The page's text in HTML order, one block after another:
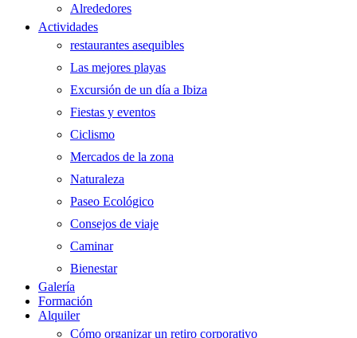
Alrededores
Actividades
restaurantes asequibles
Las mejores playas
Excursión de un día a Ibiza
Fiestas y eventos
Ciclismo
Mercados de la zona
Naturaleza
Paseo Ecológico
Consejos de viaje
Caminar
Bienestar
Galería
Formación
Alquiler
Cómo organizar un retiro corporativo